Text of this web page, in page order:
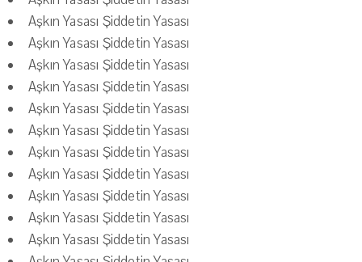
Aşkın Yasası Şiddetin Yasası
Aşkın Yasası Şiddetin Yasası
Aşkın Yasası Şiddetin Yasası
Aşkın Yasası Şiddetin Yasası
Aşkın Yasası Şiddetin Yasası
Aşkın Yasası Şiddetin Yasası
Aşkın Yasası Şiddetin Yasası
Aşkın Yasası Şiddetin Yasası
Aşkın Yasası Şiddetin Yasası
Aşkın Yasası Şiddetin Yasası
Aşkın Yasası Şiddetin Yasası